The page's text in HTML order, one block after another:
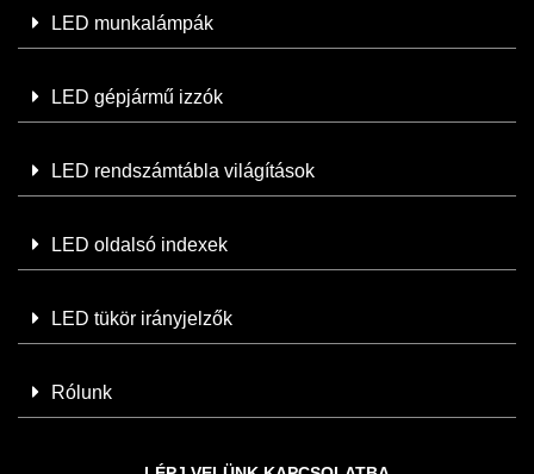
LED munkalámpák
LED gépjármű izzók
LED rendszámtábla világítások
LED oldalsó indexek
LED tükör irányjelzők
Rólunk